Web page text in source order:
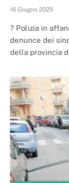
16 Giugno 2025
? Polizia in
denunce dei
della provincia